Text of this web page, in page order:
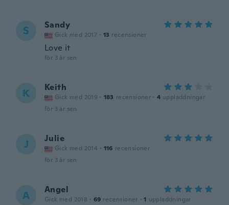
S Sandy
Gick med 2017 · 13 recensioner
Love it
för 3 år sen
K Keith
Gick med 2019 · 183 recensioner · 4 uppladdningar
för 3 år sen
J Julie
Gick med 2014 · 116 recensioner
för 3 år sen
A Angel
Gick med 2018 · 69 recensioner · 1 uppladdningar